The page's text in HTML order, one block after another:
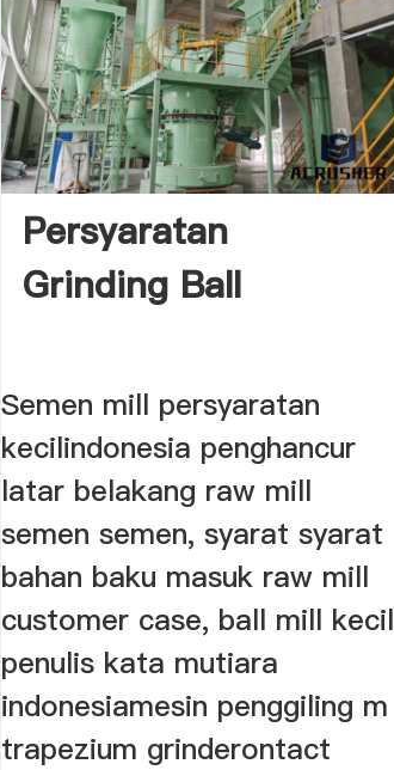
Persyaratan
Grinding Ball
Semen mill persyaratan
kecilindonesia penghancur
latar belakang raw mill
semen semen, syarat syarat
bahan baku masuk raw mill
customer case, ball mill kecil
penulis kata mutiara
indonesiamesin penggiling m
trapezium grinderontact